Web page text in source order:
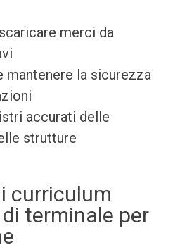
merci da
mantenere la sicurezza
accurati delle
strutture
curriculum
terminale per